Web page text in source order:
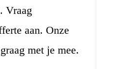
Vraag
aan. Onze
met je mee.